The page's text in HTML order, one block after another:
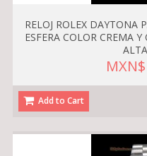
RELOJ ROLEX
ESFERA COLOR CREMA
Add to Cart